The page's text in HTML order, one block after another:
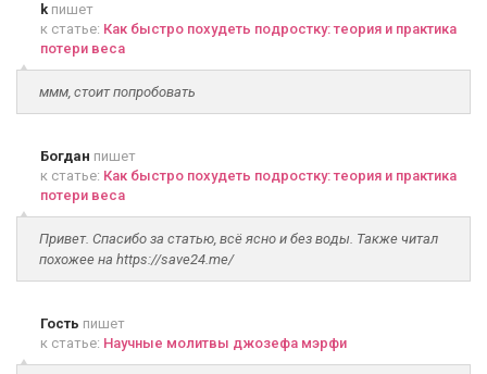
k пишет
к статье: Как быстро похудеть подростку: теория и практика
потери веса
ммм, стоит попробовать
Богдан пишет
к статье: Как быстро похудеть подростку: теория и практика
потери веса
Привет. Спасибо за статью, всё ясно и без воды. Также читал
похожее на https://save24.me/
Гость пишет
к статье: Научные молитвы джозефа мэрфи